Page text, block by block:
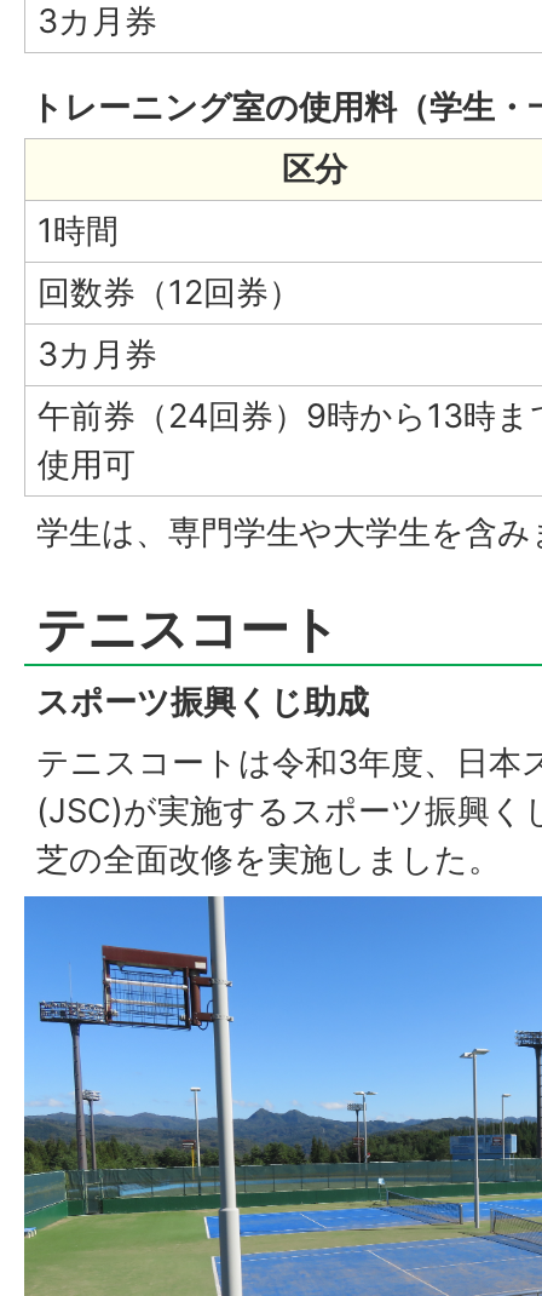
3カ月券
トレーニング室の使用料（学生・
区分
1時間
回数券（12回券）
3カ月券
午前券（24回券）9時から13時ま
使用可
学生は、専門学生や大学生を含み
テニスコート
スポーツ振興くじ助成
テニスコートは令和3年度、日本
(JSC)が実施するスポーツ振興く
芝の全面改修を実施しました。